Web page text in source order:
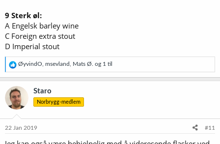
9 Sterk øl:
A Engelsk barley wine
C Foreign extra stout
D Imperial stout
R
e
a
k
s
j
o
e
:
ØyvindO msevland Mats Ø. og 1 til
Staro
Norbrygg-medlem
22 Jan 2019 #11